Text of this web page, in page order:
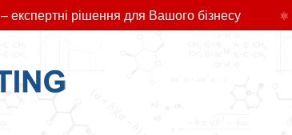
– експертні рішення для Вашого бізнесу ⚛